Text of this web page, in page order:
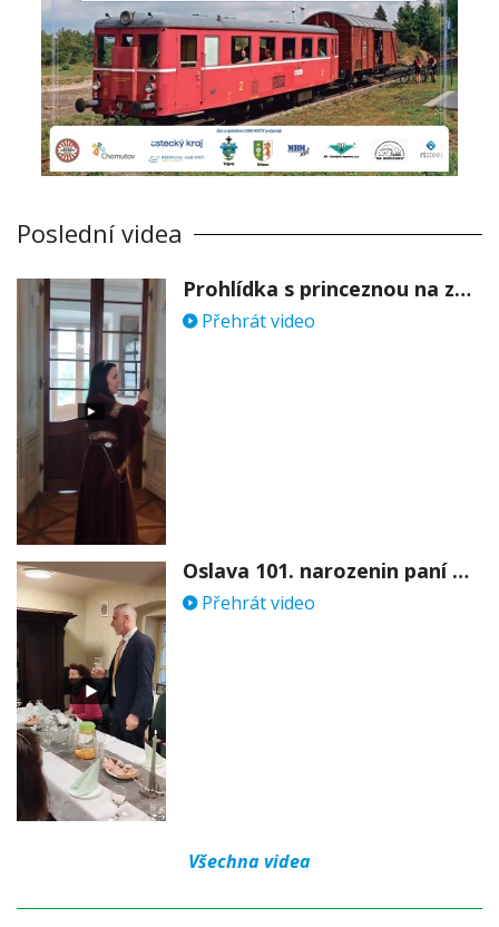
Poslední videa
Prohlídka s princeznou na zámku Stekník
Přehrát video
Oslava 101. narozenin paní Věry Skořepové
Přehrát video
Všechna videa